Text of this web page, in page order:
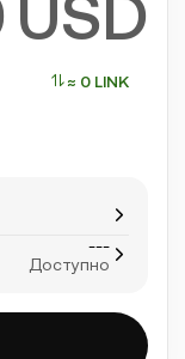
USD
≈ 0 LINK
---
Доступно